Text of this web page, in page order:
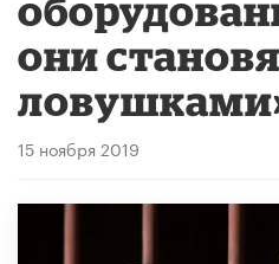
они
15 ноября 2019